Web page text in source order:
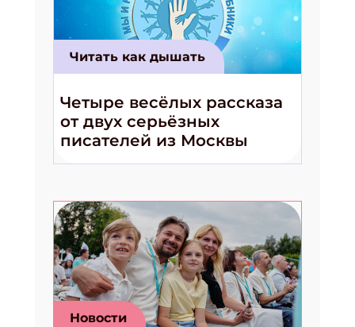
Читать как дышать
Четыре весёлых рассказа
от двух серьёзных
писателей из Москвы
Новости
Укажите имя
ПОДПИСАТЬСЯ